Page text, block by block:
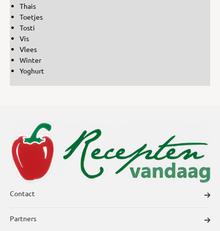
Thais
Toetjes
Tosti
Vis
Vlees
Winter
Yoghurt
Contact
Partners